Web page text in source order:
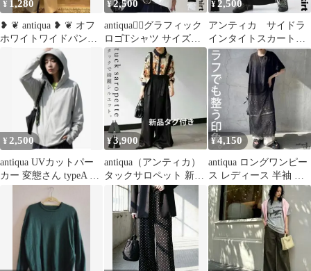
¥ 1,280
❥ ❦ antiqua ❥ ❦ オフ
ホワイトワイドパンツ
❤️SALE❤️
¥2,500
antiqua❁⃘グラフィック
ロゴTシャツ サイズ
Plus
¥2,500
アンティカ サイドラ
インタイトスカート
ブラック
¥2,500
antiqua UVカットパー
カー 変態さん typeA 未
¥3,900
antiqua（アンティカ）
タックサロペット 新品
タグ付き
¥4,150
antiqua ロングワンピー
ス レディース 半袖 レ
ース 切替